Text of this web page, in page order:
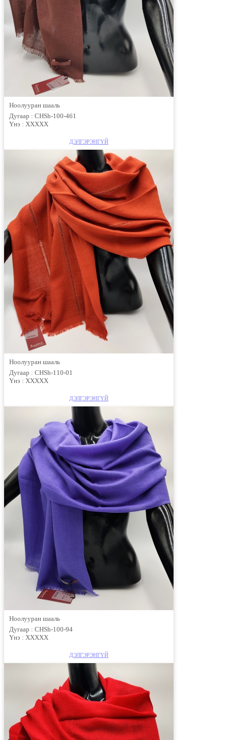
Ноолууран шааль
Дугаар : CHSh-100-461
Үнэ : ХХХХХ
ДЭЛГЭРЭНГҮЙ
Ноолууран шааль
Дугаар : CHSh-110-01
Үнэ : ХХХХХ
ДЭЛГЭРЭНГҮЙ
Ноолууран шааль
Дугаар : CHSh-100-94
Үнэ : XXXXX
ДЭЛГЭРЭНГҮЙ